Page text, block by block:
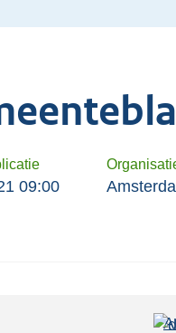
09:00